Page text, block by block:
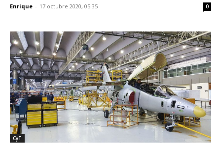
Enrique - 17 octubre 2020, 05:35 0
CyT